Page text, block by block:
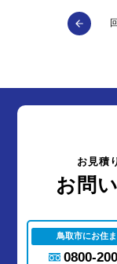
お見積
お問
鳥取市にお住
0800-